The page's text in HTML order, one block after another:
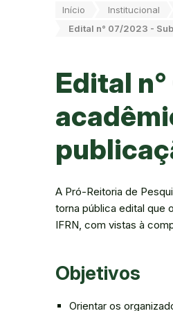
Você está aqui:
Início Institucional
Edital n° 07/2023 -
Edital
A Pró-Reitoria de
torna pública edital que
IFRN, com vistas à
Objetivos
Orientar os